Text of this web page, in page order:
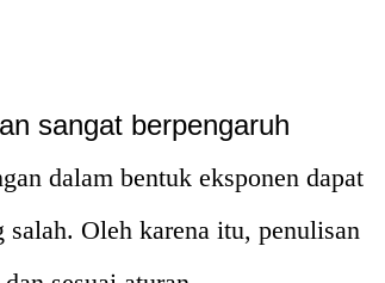
sangat berpengaruh
dalam bentuk eksponen dapat
Oleh karena itu, penulisan